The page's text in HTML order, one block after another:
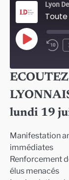
Lyon
Toute
Play
RSS FEED
SHARE
LINK
lundi 19
Manifestation
immédiates
Renforcement
élus menacés